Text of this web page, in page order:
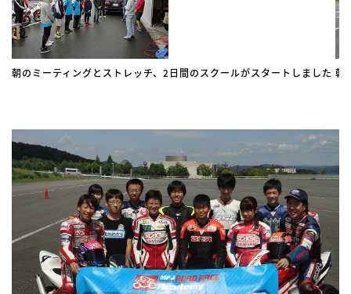
朝のミーティングとストレッチ、2日間のスクールがスタートしました 朝